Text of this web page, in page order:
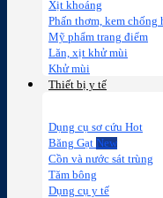
Xịt khoáng
Phấn thơm, kem chống
Mỹ phẩm trang điểm
Lăn, xịt khử mùi
Khử mùi
Thiết bị y tế
Dụng cụ sơ cứu
Băng Gạt
Cồn và nước sát trùng
Tăm bông
Dụng cụ y tế